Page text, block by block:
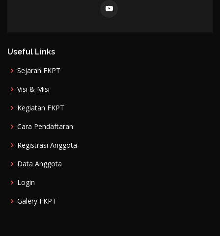
Useful Links
Sejarah FKPT
Visi & Misi
Kegiatan FKPT
Cara Pendaftaran
Registrasi Anggota
Data Anggota
Login
Galery FKPT